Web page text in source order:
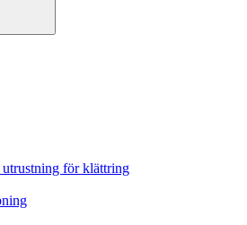
för klättring